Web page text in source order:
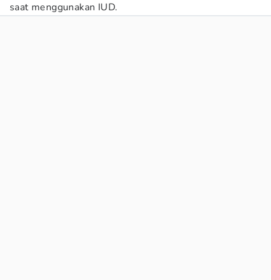
saat menggunakan IUD.